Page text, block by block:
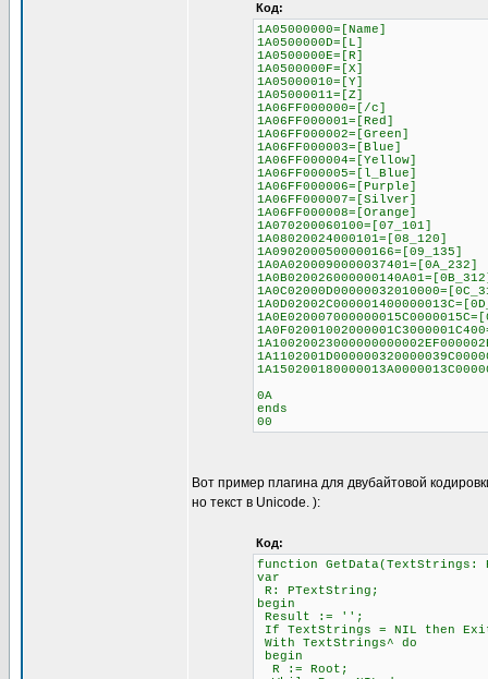
Код:
1A05000000=[Name]
1A0500000D=[L]
1A0500000E=[R]
1A0500000F=[X]
1A05000010=[Y]
1A05000011=[Z]
1A06FF000000=[/c]
1A06FF000001=[Red]
1A06FF000002=[Green]
1A06FF000003=[Blue]
1A06FF000004=[Yellow]
1A06FF000005=[l_Blue]
1A06FF000006=[Purple]
1A06FF000007=[Silver]
1A06FF000008=[Orange]
1A070200060100=[07_101]
1A08020024000101=[08_120]
1A0902000500000166=[09_135]
1A0A0200090000037401=[0A_232]
0A
ends
00
Вот пример плагина для двубайтовой
но текст в Unicode. ):
Код:
function
var
R: PTextString;
begin
Result := '';
If TextStrings = NIL then
With TextStrings^ do
begin
R := Root;